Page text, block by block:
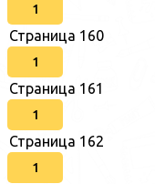
1
Страница 160
1
Страница 161
1
Страница 162
1